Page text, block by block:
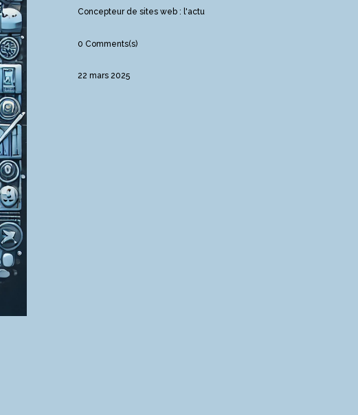
Concepteur de sites web : l'actu
0 Comments(s)
22 mars 2025